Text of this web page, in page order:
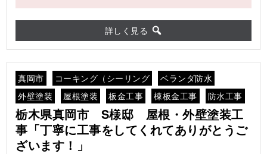
詳しく見る
真岡市 コーキング（シーリング
ベランダ防水
外壁塗装
屋根塗装 板金工事 棟板金工事 防水工事
栃木県真岡市 S様邸 屋根・外壁塗装工
事「丁寧に工事をしてくれてありがとうご
ざいます！」